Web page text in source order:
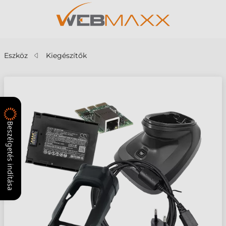
Eszköz Kiegészítők
Beszélgetés indítása